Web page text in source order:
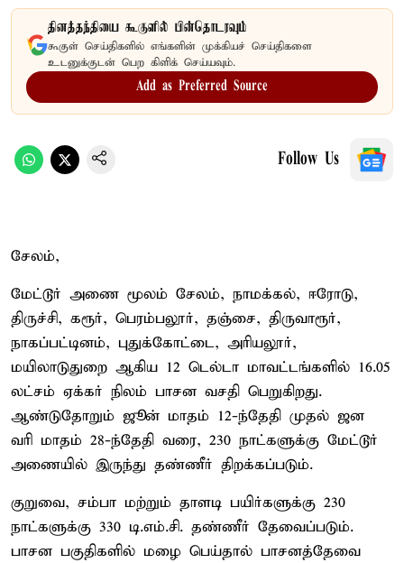
தினத்தந்தியை கூகுளில் பின்தொடரவும்
கூகுள் செய்திகளில் எங்களின் முக்கியச் செய்திகளை
உடனுக்குடன் பெற கிளிக் செய்யவும்.
Add as Preferred Source
Follow Us
சேலம்,
மேட்டூர் அணை மூலம் சேலம், நாமக்கல், ஈரோடு,
திருச்சி, கரூர், பெரம்பலூர், தஞ்சை, திருவாரூர்,
நாகப்பட்டினம், புதுக்கோட்டை, அரியலூர்,
மயிலாடுதுறை ஆகிய 12 டெல்டா மாவட்டங்களில் 16.05
லட்சம் ஏக்கர் நிலம் பாசன வசதி பெறுகிறது.
ஆண்டுதோறும் ஜூன் மாதம் 12-ந்தேதி முதல் ஜன
வரி மாதம் 28-ந்தேதி வரை, 230 நாட்களுக்கு மேட்டூர்
அணையில் இருந்து தண்ணீர் திறக்கப்படும்.
குறுவை, சம்பா மற்றும் தாளடி பயிர்களுக்கு 230
நாட்களுக்கு 330 டி.எம்.சி. தண்ணீர் தேவைப்படும்.
பாசன பகுதிகளில் மழை பெய்தால் பாசனத்தேவை